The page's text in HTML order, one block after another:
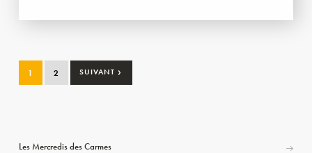
1 2 SUIVANT ›
Les Mercredis des Carmes